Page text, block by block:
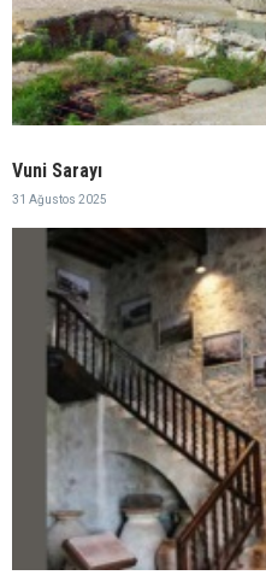
Vuni Sarayı
31 Ağustos 2025